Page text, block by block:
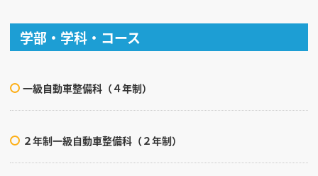
学部・学科・コース
一級自動車整備科（４年制）
２年制一級自動車整備科（２年制）